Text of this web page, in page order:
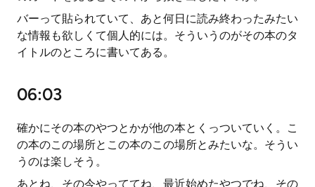
バーって貼られていて、あと何日に読み終わったみたい
な情報も欲しくて個人的には。そういうのがその本のタ
イトルのところに書いてある。
06:03
確かにその本のやつとかが他の本とくっついていく。こ
の本のこの場所とこの本のこの場所とみたいな。そうい
うのは楽しそう。
あとね、その今やっててね、最近始めたやつでね、その